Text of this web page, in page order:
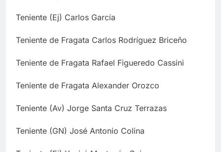
Teniente (Ej) Carlos García
Teniente de Fragata Carlos Rodríguez Briceño
Teniente de Fragata Rafael Figueredo Cassini
Teniente de Fragata Alexander Orozco
Teniente (Av) Jorge Santa Cruz Terrazas
Teniente (GN) José Antonio Colina